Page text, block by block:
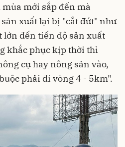
mùa mới sắp đến mà
xuất lại bị "cắt đứt" như
lớn đến tiến độ sản xuất
khắc phục kịp thời thì
cụ hay nông sản vào,
phải đi vòng 4 - 5km".